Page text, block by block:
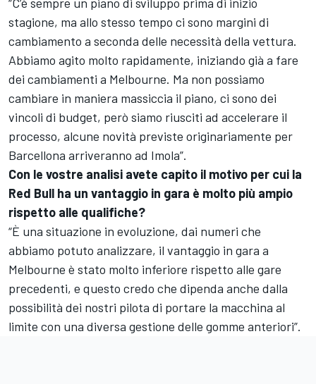
stagione, ma allo stesso tempo ci sono margini di
cambiamento a seconda delle necessità della vettura.
Abbiamo agito molto rapidamente, iniziando già a fare
dei cambiamenti a Melbourne. Ma non possiamo
cambiare in maniera massiccia il piano, ci sono dei
vincoli di budget, però siamo riusciti ad accelerare il
processo, alcune novità previste originariamente per
Barcellona arriveranno ad Imola”.
Con le vostre analisi avete capito il motivo per cui la
Red Bull ha un vantaggio in gara è molto più ampio
rispetto alle qualifiche?
“È una situazione in evoluzione, dai numeri che
abbiamo potuto analizzare, il vantaggio in gara a
Melbourne è stato molto inferiore rispetto alle gare
precedenti, e questo credo che dipenda anche dalla
possibilità dei nostri pilota di portare la macchina al
limite con una diversa gestione delle gomme anteriori”.